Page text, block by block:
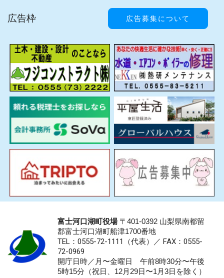
広告枠 広告募集について
富士河口湖町役場〒401-0392 山梨県南都留
郡富士河口湖町船津1700番地
TEL：0555-72-1111 （代表）／ FAX：0555-
72-0969
開庁日時／月〜金曜日 午前8時30分〜午後
5時15分（祝日、12月29日〜1月3日を除く）